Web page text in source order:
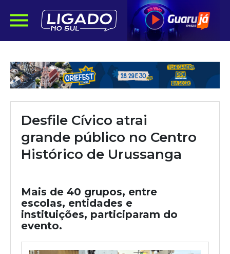
Desfile Cívico atrai
grande público no Centro
Histórico de Urussanga
Mais de 40 grupos, entre
escolas, entidades e
instituições, participaram do
evento.